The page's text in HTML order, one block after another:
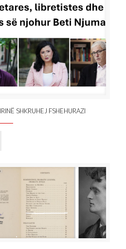
SHKRUHEJ FSHEHURAZI